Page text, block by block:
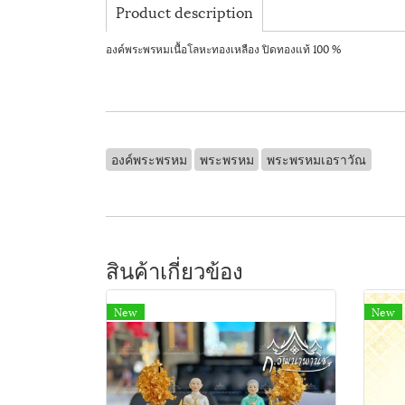
Product description
องค์พระพรหมเนื้อโลหะทองเหลือง ปิดทองแท้ 100 %
องค์พระพรหม พระพรหม พระพรหมเอราวัณ
สินค้าเกี่ยวข้อง
New New